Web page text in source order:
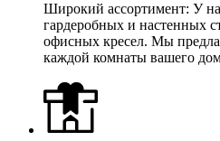
Широкий ассортимент: У
гардеробных и настенных
офисных кресел. Мы
каждой комнаты вашего